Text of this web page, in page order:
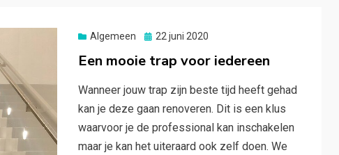
Algemeen
Posted
22 juni 2020
Een mooie trap voor iedereen
Wanneer jouw trap zijn beste tijd heeft gehad
kan je deze gaan renoveren. Dit is een klus
waarvoor je de professional kan inschakelen
maar je kan het uiteraard ook zelf doen. We